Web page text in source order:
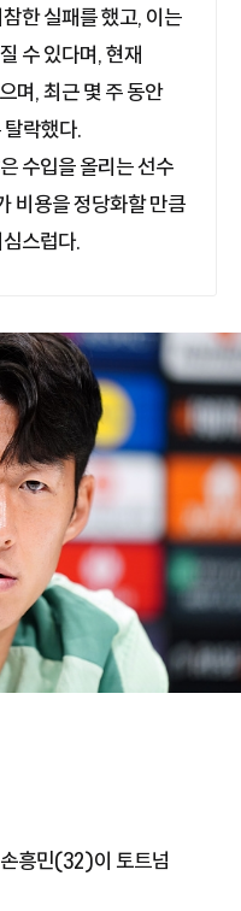
한 실패를 했고, 이는
수 있다며, 현재
며, 최근 몇 주 동안
락했다.
수입을 올리는 선수
비용을 정당화할 만큼
스럽다.
흥민(32)이 토트넘